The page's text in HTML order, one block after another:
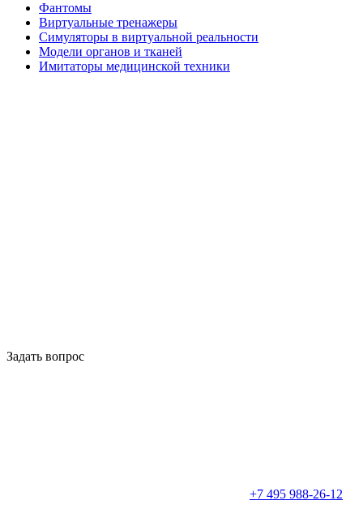
Фантомы
Виртуальные тренажеры
Симуляторы в виртуальной реальности
Модели органов и тканей
Имитаторы медицинской техники
Задать вопрос
+7 495 988-26-12